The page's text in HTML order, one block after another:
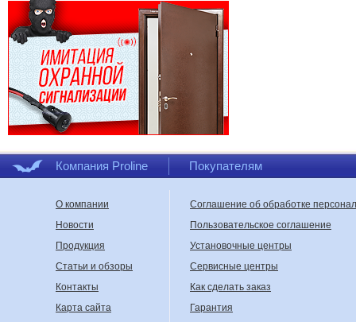
Компания Proline Покупателям
О компании
Новости
Продукция
Статьи и обзоры
Контакты
Карта сайта
Соглашение об обработке
Пользовательское соглашение
Установочные центры
Сервисные центры
Как сделать заказ
Гарантия